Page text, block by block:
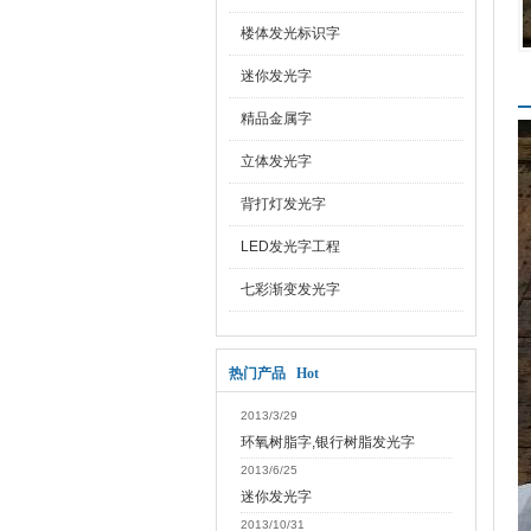
楼体发光标识字
迷你发光字
精品金属字
立体发光字
背打灯发光字
LED发光字工程
七彩渐变发光字
热门产品 Hot
2013/3/29
环氧树脂字,银行树脂发光字
2013/6/25
迷你发光字
2013/10/31